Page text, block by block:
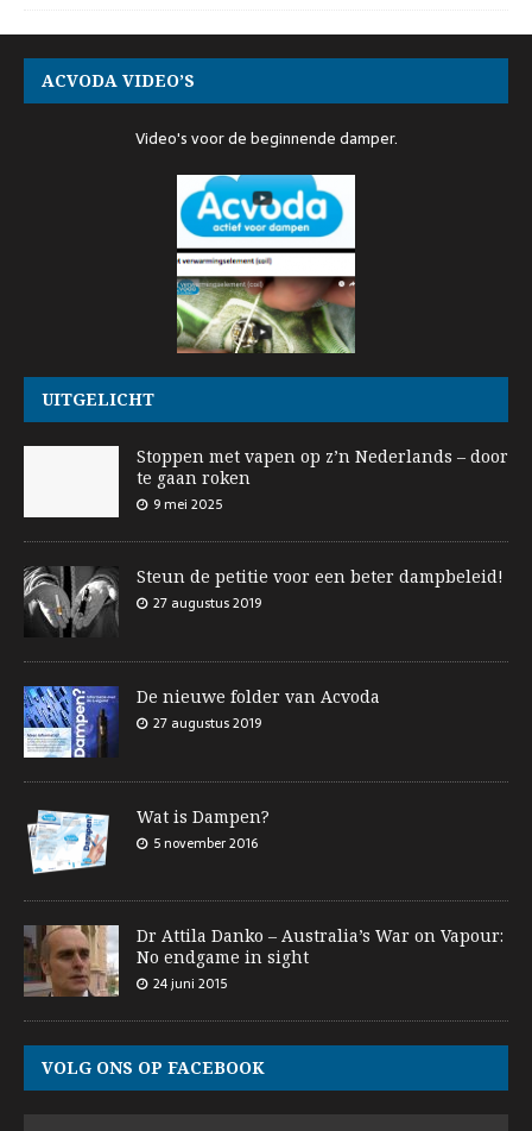
ACVODA VIDEO’S
Video's voor de beginnende damper.
UITGELICHT
Stoppen met vapen op z’n Nederlands – door
te gaan roken
9 mei 2025
Steun de petitie voor een beter dampbeleid!
27 augustus 2019
De nieuwe folder van Acvoda
27 augustus 2019
Wat is Dampen?
5 november 2016
Dr Attila Danko – Australia’s War on Vapour:
No endgame in sight
24 juni 2015
VOLG ONS OP FACEBOOK